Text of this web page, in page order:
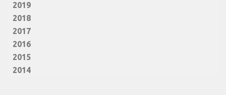
2019
2018
2017
2016
2015
2014